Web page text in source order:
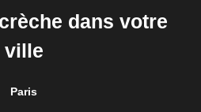
dans votre
ville
Paris